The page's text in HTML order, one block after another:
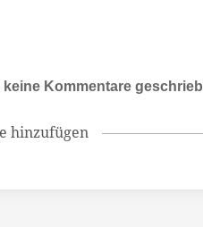
Kommentare
hinzufügen